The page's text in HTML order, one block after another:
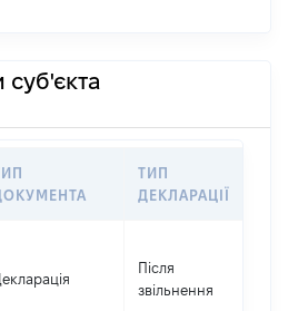
суб'єкта
ТИП
ДЕКЛАРАЦІЇ
Після
звільнення